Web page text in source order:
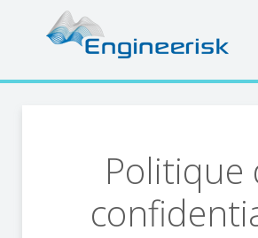
Politique